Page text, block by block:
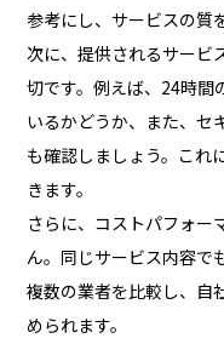
参考にし、サービスの質
次に、提供されるサービ
切です。例えば、24時間
いるかどうか、また、セ
も確認しましょう。これ
きます。
さらに、コストパフォー
ん。同じサービス内容で
複数の業者を比較し、自
められます。